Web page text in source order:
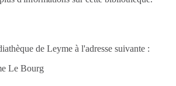
de Leyme à l'adresse suivante :
Le Bourg